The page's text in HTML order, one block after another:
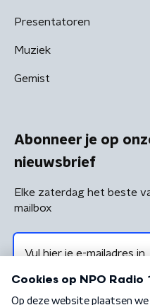
Presentatoren
Muziek
Gemist
Abonneer je op
nieuwsbrief
Elke zaterdag het beste
mailbox